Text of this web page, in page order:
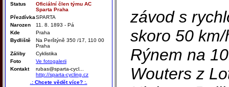
Status
Oficiální člen týmu AC
Sparta Praha
PřezdívkaSPARTA
Narozen
11. 8. 1893 - Pá
Kde
Praha
Bydliště
Na Perštýně 350 /17, 110 00
Praha
Záliby
Cyklistika
Foto
Ve fotogalerii
Kontakt
rubas@sparta-cycl...
http://sparta-cycling.cz
.: Chcete vědět více? :.
závod s
skoro 50
Rýnem na
Wouters z